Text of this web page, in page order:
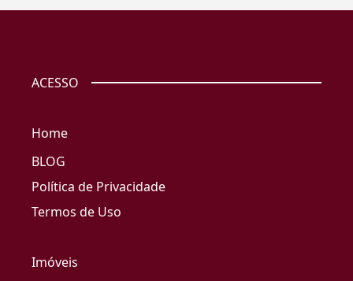
ACESSO
Home
BLOG
Política de Privacidade
Termos de Uso
Imóveis